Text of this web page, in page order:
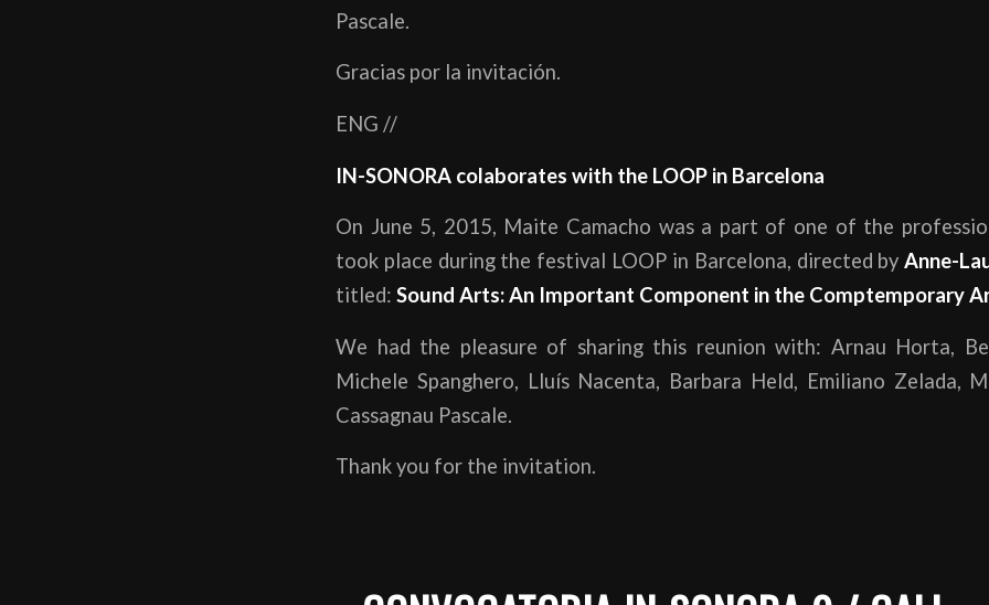
Pascale.
Gracias por la invitación.
ENG //
IN-SONORA colaborates with the LOOP in Barcelona
On June 5, 2015, Maite Camacho was a part of one of the
took place during the festival LOOP in Barcelona, directed byAnne-
titled: Sound Arts: An Important Component in the Comptemporary
We had the pleasure of sharing this reunion with: Arnau Horta,
Michele Spanghero, Lluís Nacenta, Barbara Held, Emiliano Zelada,
Cassagnau Pascale.
Thank you for the invitation.